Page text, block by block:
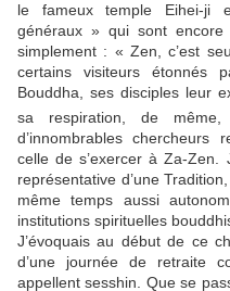
le fameux temple Eihei-ji
généraux » qui sont
simplement : « Zen, c’est
certains visiteurs étonnés
Bouddha, ses disciples leur
sa respiration, de
d’innombrables chercheurs
celle de s’exercer à Za-Zen.
représentative d’une
même temps aussi
institutions spirituelles
J’évoquais au début de ce
d’une journée de retraite
appellent sesshin. Que se